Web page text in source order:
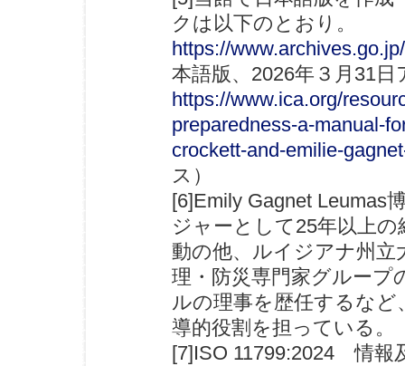
クは以下のとおり。
https://
本語版、2026年３月31日
https://www.ica.org/
preparedness-a-manual-
crockett-and-emilie-
ス）
[6]Emily Gagnet Leumas
ジャーとして25年以上
動の他、ルイジアナ州立
理・防災専門家グルー
ルの理事を歴任するな
導的役割を担っている。
[7]ISO 11799:2024 情報